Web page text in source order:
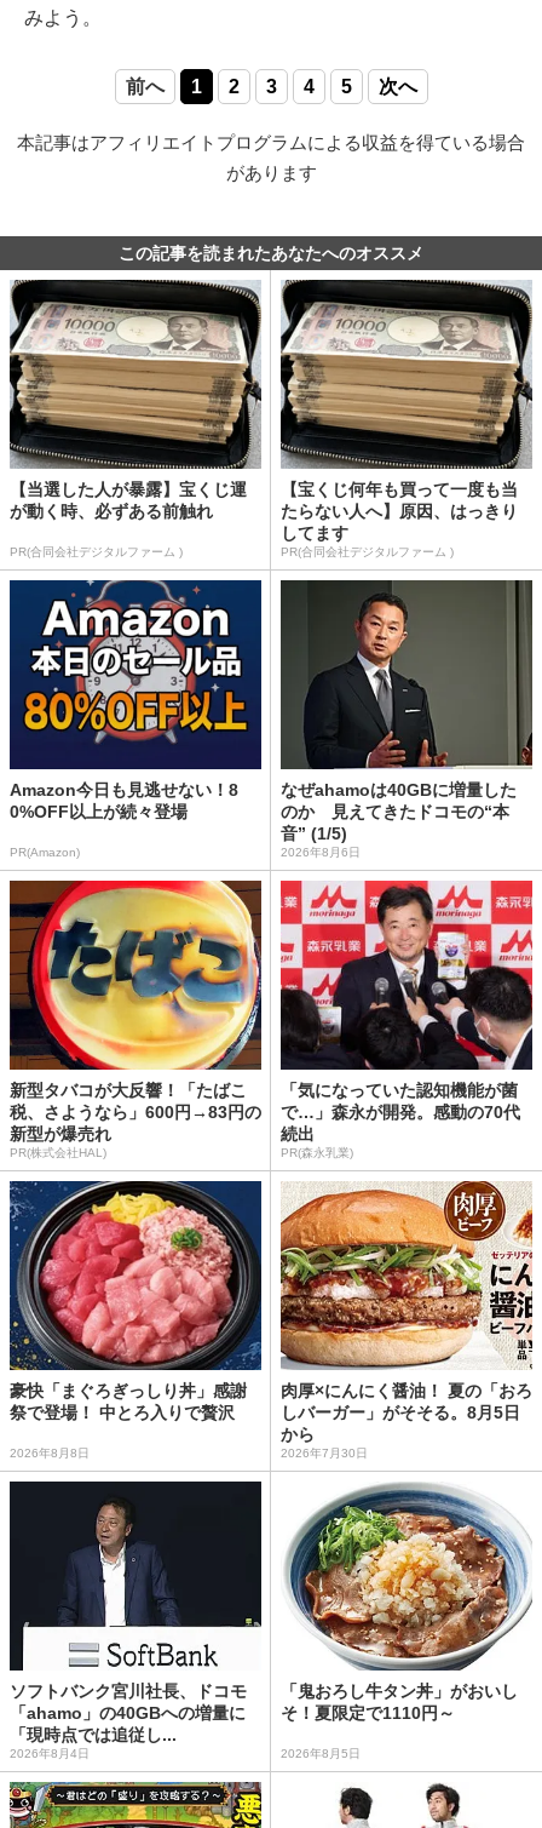
みよう。
前へ 1 2 3 4 5 次へ
本記事はアフィリエイトプログラムによる収益を得ている場合
があります
この記事を読まれたあなたへのオススメ
【当選した人が暴露】宝くじ運
が動く時、必ずある前触れ
PR(合同会社デジタルファーム )
【宝くじ何年も買って一度も当
たらない人へ】原因、はっきり
してます
PR(合同会社デジタルファーム )
Amazon今日も見逃せない！8
0%OFF以上が続々登場
PR(Amazon)
なぜahamoは40GBに増量した
のか 見えてきたドコモの“本
音” (1/5)
2026年8月6日
新型タバコが大反響！「たばこ
税、さようなら」600円→83円の
新型が爆売れ
PR(株式会社HAL)
「気になっていた認知機能が菌
で…」森永が開発。感動の70代
続出
PR(森永乳業)
豪快「まぐろぎっしり丼」感謝
祭で登場！ 中とろ入りで贅沢
2026年8月8日
肉厚×にんにく醤油！ 夏の「おろ
しバーガー」がそそる。8月5日
から
2026年7月30日
ソフトバンク宮川社長、ドコモ
「ahamo」の40GBへの増量に
「現時点では追従し...
2026年8月4日
「鬼おろし牛タン丼」がおいし
そ！夏限定で1110円～
2026年8月5日